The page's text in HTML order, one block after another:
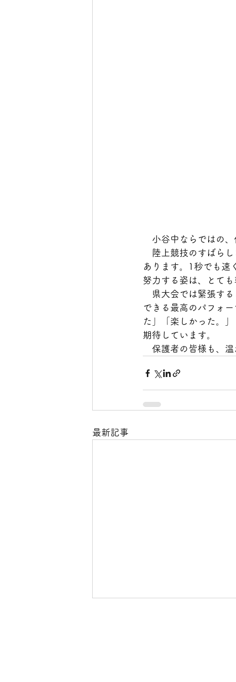
小谷中ならではの、
陸上競技のすばらし
あります。1秒でも
努力する姿は、とて
県大会では緊張する
できる最高のパフォ
た」「楽しかった。
期待しています。
保護者の皆様も、温
最新記事